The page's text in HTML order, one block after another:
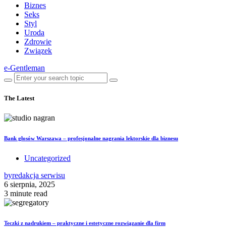
Biznes
Seks
Styl
Uroda
Zdrowie
Związek
e-Gentleman
The Latest
Bank głosów Warszawa – profesjonalne nagrania lektorskie dla biznesu
Uncategorized
byredakcja serwisu
6 sierpnia, 2025
3 minute read
Teczki z nadrukiem – praktyczne i estetyczne rozwiązanie dla firm